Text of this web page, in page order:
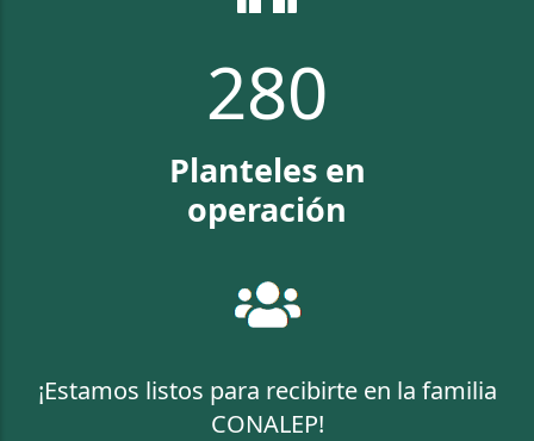
313
Planteles en
operación
¡Estamos listos para recibirte en la familia
CONALEP!